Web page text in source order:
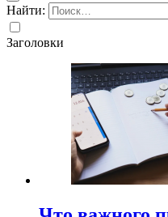
Найти:
Заголовки